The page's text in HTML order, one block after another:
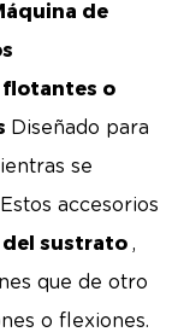
de
flotantes o
Diseñado para
se
accesorios
sustrato ,
que de otro
o flexiones.